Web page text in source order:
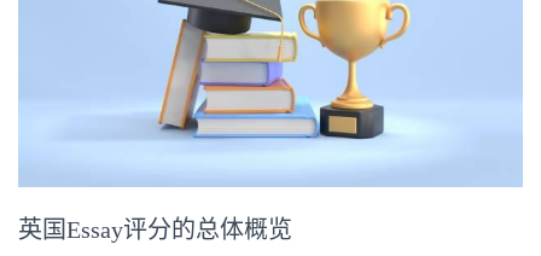
英国Essay评分的总体概览